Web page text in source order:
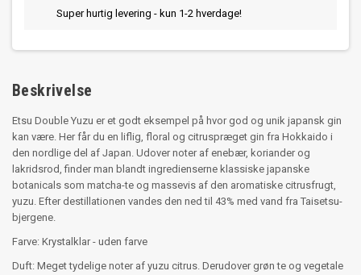
Super hurtig levering - kun 1-2 hverdage!
Beskrivelse
Etsu Double Yuzu er et godt eksempel på hvor god og unik japansk gin
kan være. Her får du en liflig, floral og citruspræget gin fra Hokkaido i
den nordlige del af Japan. Udover noter af enebær, koriander og
lakridsrod, finder man blandt ingredienserne klassiske japanske
botanicals som matcha-te og massevis af den aromatiske citrusfrugt,
yuzu. Efter destillationen vandes den ned til 43% med vand fra Taisetsu-
bjergene.
Farve: Krystalklar - uden farve
Duft: Meget tydelige noter af yuzu citrus. Derudover grøn te og vegetale